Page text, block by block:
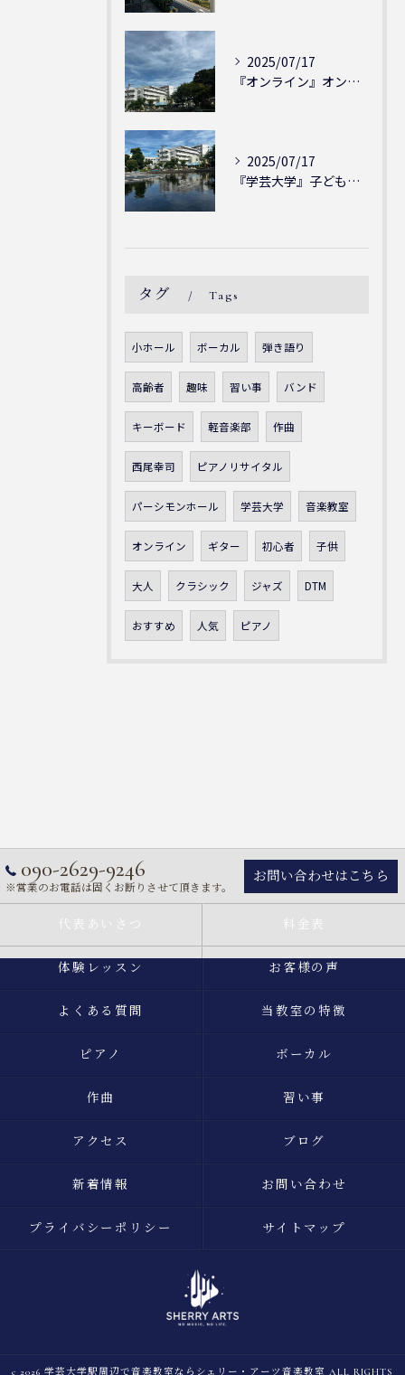
2025/07/17
『オンライン』オンラインの会員様大募集中！シェリー・アーツ音...
2025/07/17
『学芸大学』子どもには子どもの表現が大切！シェリー・アーツ音...
タグ Tags
小ホール ボーカル 弾き語り
高齢者 趣味 習い事 バンド
キーボード 軽音楽部 作曲
西尾幸司 ピアノリサイタル
パーシモンホール 学芸大学 音楽教室
オンライン ギター 初心者 子供
大人 クラシック ジャズ DTM
おすすめ 人気 ピアノ
090-2629-9246
※営業のお電話は固くお断りさせて頂きます。
お問い合わせはこちら
代表あいさつ 料金表
体験レッスン お客様の声
よくある質問 当教室の特徴
ピアノ ボーカル
作曲 習い事
アクセス ブログ
新着情報 お問い合わせ
プライバシーポリシー サイトマップ
c 2026 学芸大学駅周辺で音楽教室ならシェリー・アーツ音楽教室 ALL RIGHTS